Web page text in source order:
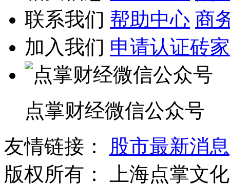
联系我们 帮助中心 商
加入我们 申请认证砖家
点掌财经微信公众号
友情链接：
股市最新消息
版权所有：
上海点掌文